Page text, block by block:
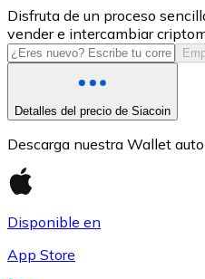
USD Coin
USDC
Disfruta de un proceso
vender e intercambiar
Detalles del precio de Siacoin
Descarga nuestra Wallet
Disponible en
App Store